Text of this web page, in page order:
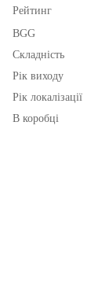
Рейтинг
BGG
Складність
Рік виходу
Рік локалізації
В коробці